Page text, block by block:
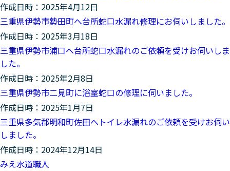
作成日時：2025年4月12日
三重県伊勢市勢田町へ台所蛇口水漏れ修理にお伺いしました。
作成日時：2025年3月18日
三重県伊勢市浦口へ台所蛇口水漏れのご依頼を受けお伺いしま
した。
作成日時：2025年2月8日
三重県伊勢市二見町に浴室蛇口の修理に伺いました。
作成日時：2025年1月7日
三重県多気郡明和町佐田へトイレ水漏れのご依頼を受けお伺い
しました。
作成日時：2024年12月14日
みえ水道職人